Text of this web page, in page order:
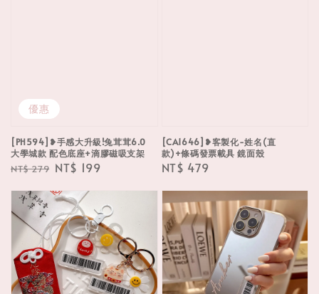
優惠
[PH594]❥手感大升級!兔茸茸6.0
大學城款 配色底座+滴膠磁吸支架
Regular
NT$ 279 Sale
NT$ 199
[CA1646]❥客製化-姓名(直
款)+條碼發票載具 鏡面殼
Regular
NT$ 479